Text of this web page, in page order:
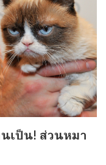
เป็น! ส่วนหมา